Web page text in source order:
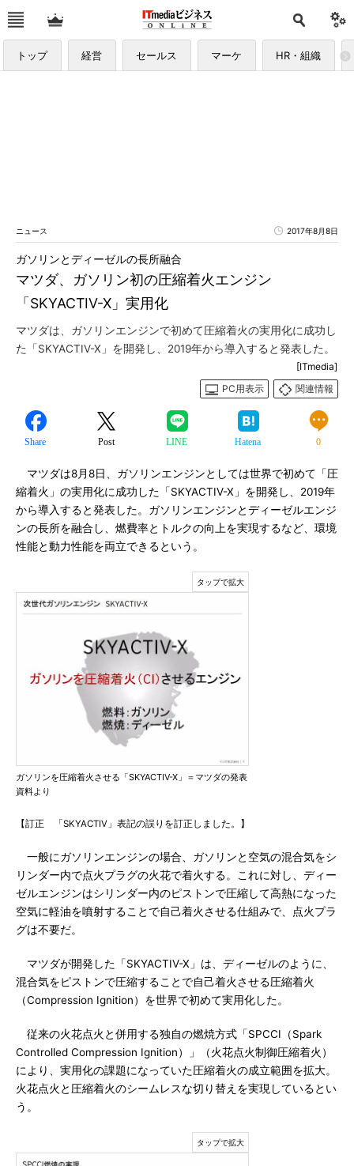
トップ 経営 セールス マーケ HR・組織
ニュース 2017年8月8日
マツダ、ガソリン初の圧縮着火エンジン
「SKYACTIV-X」実用化
ガソリンとディーゼルの長所融合
マツダは、ガソリンエンジンで初めて圧縮着火の実用化に成功し
た「SKYACTIV-X」を開発し、2019年から導入すると発表した。
[ITmedia]
PC用表示
関連情報
Share Post LINE Hatena 0
マツダは8月8日、ガソリンエンジンとしては世界で初めて「圧
縮着火」の実用化に成功した「SKYACTIV-X」を開発し、2019年
から導入すると発表した。ガソリンエンジンとディーゼルエンジ
ンの長所を融合し、燃費率とトルクの向上を実現するなど、環境
性能と動力性能を両立できるという。
ガソリンを圧縮着火させる「SKYACTIV-X」＝マツダの発表
資料より
【訂正 「SKYACTIV」表記の誤りを訂正しました。】
一般にガソリンエンジンの場合、ガソリンと空気の混合気をシ
リンダー内で点火プラグの火花で着火する。これに対し、ディー
ゼルエンジンはシリンダー内のピストンで圧縮して高熱になった
空気に軽油を噴射することで自己着火させる仕組みで、点火プラ
グは不要だ。
マツダが開発した「SKYACTIV-X」は、ディーゼルのように、
混合気をピストンで圧縮することで自己着火させる圧縮着火
（Compression Ignition）を世界で初めて実用化した。
従来の火花点火と併用する独自の燃焼方式「SPCCI（Spark
Controlled Compression Ignition）」（火花点火制御圧縮着火）
により、実用化の課題になっていた圧縮着火の成立範囲を拡大。
火花点火と圧縮着火のシームレスな切り替えを実現しているとい
う。